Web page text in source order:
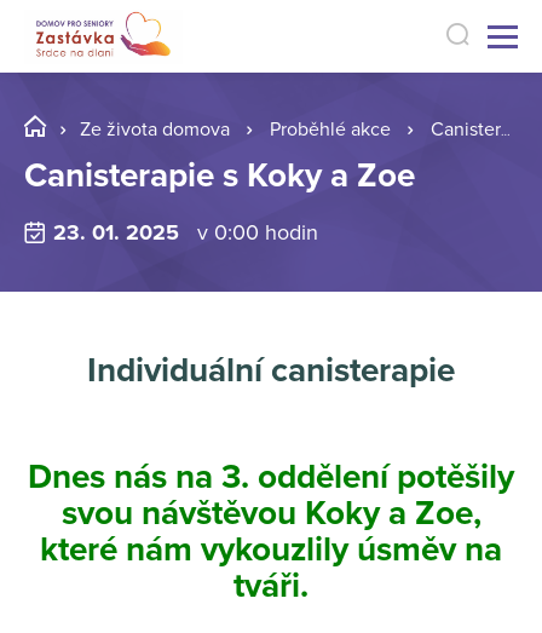
Ze života domova Proběhlé akce Canisterapie s Koky a Zoe
Canisterapie s Koky a Zoe
23. 01. 2025 v 0:00 hodin
Individuální canisterapie
Dnes nás na 3. oddělení potěšily
svou návštěvou Koky a Zoe,
které nám vykouzlily úsměv na
tváři.